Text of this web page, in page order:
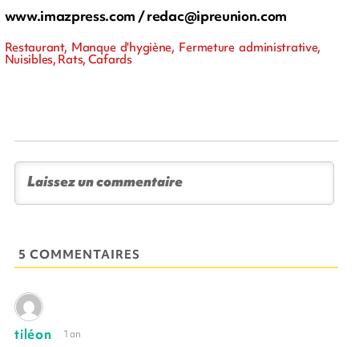
www.imazpress.com /redac@ipreunion.com
Restaurant, Manque d'hygiène, Fermeture administrative,
Nuisibles, Rats, Cafards
5 COMMENTAIRES
tiléon 1 an